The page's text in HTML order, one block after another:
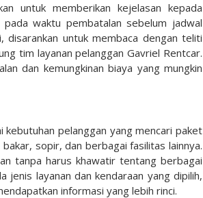
untuk memberikan kejelasan kepada
waktu pembatalan sebelum jadwal
disarankan untuk membaca dengan teliti
tim layanan pelanggan Gavriel Rentcar.
dan kemungkinan biaya yang mungkin
pelanggan yang mencari paket
sopir, dan berbagai fasilitas lainnya.
tanpa harus khawatir tentang berbagai
layanan dan kendaraan yang dipilih,
informasi yang lebih rinci.